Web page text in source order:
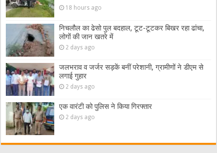
18 hours ago
निचलौल का ढेसो पुल बदहाल, टूट-टूटकर बिखर रहा ढांचा,
लोगों की जान खतरे में
2 days ago
जलभराव व जर्जर सड़कें बनीं परेशानी, ग्रामीणों ने डीएम से
लगाई गुहार
2 days ago
एक वारंटी को पुलिस ने किया गिरफ्तार
2 days ago